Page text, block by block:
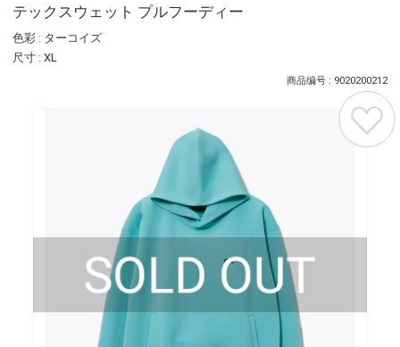
テックスウェット プルフーディー
色彩 : ターコイズ
尺寸 : XL
商品编号 : 9020200212